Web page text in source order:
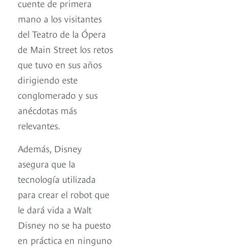
cuente de primera
mano a los visitantes
del Teatro de la Ópera
de Main Street los retos
que tuvo en sus años
dirigiendo este
conglomerado y sus
anécdotas más
relevantes.
Además, Disney
asegura que la
tecnología utilizada
para crear el robot que
le dará vida a Walt
Disney no se ha puesto
en práctica en ninguno